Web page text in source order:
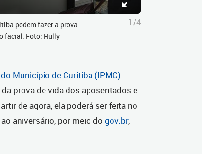
podem fazer a prova
facial. Foto: Hully
1/4
Município de Curitiba (IPMC)
prova de vida dos aposentados e
de agora, ela poderá ser feita no
aniversário, por meio do gov.br,